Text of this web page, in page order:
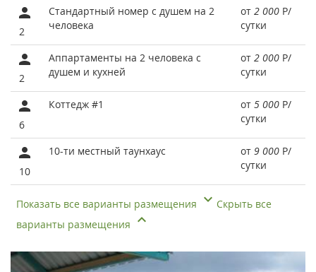
2
Стандартный номер с душем на 2
человека
от 2 000 Р/
сутки
2
Аппартаменты на 2 человека с
душем и кухней
от 2 000 Р/
сутки
6
Коттедж #1 от 5 000 Р/
сутки
10
10-ти местный таунхаус от 9 000 Р/
сутки
Показать все варианты размещения
Скрыть все
варианты размещения